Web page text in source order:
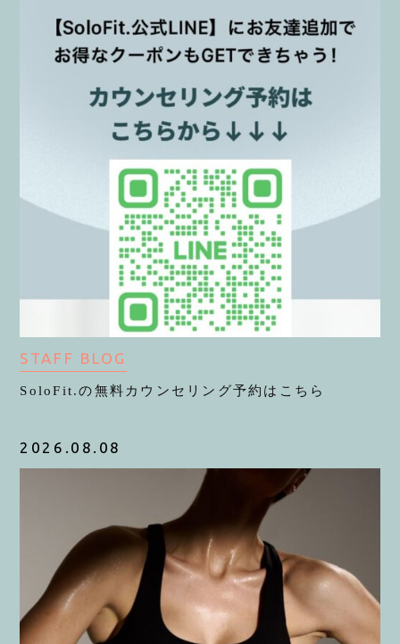
STAFF BLOG
SoloFit.の無料カウンセリング予約はこちら
2026.08.08